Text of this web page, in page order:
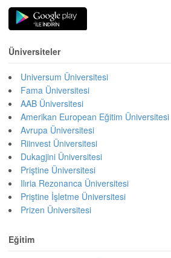
Üniversiteler
Universum Üniversitesi
Fama Üniversitesi
AAB Üniversitesi
Amerikan European Eğitim Üniversitesi
Avrupa Üniversitesi
Riinvest Üniversitesi
Dukagjini Üniversitesi
Priştine Üniversitesi
Ilıria Rezonanca Üniversitesi
Priştine İşletme Üniversitesi
Prizen Üniversitesi
Eğitim